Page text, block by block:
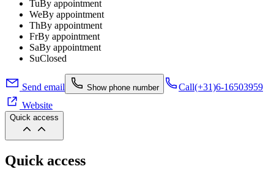
TuBy appointment
WeBy appointment
ThBy appointment
FrBy appointment
SaBy appointment
SuClosed
Send email Show phone number Call(+31)6-16503959
Website
Quick access
Quick access